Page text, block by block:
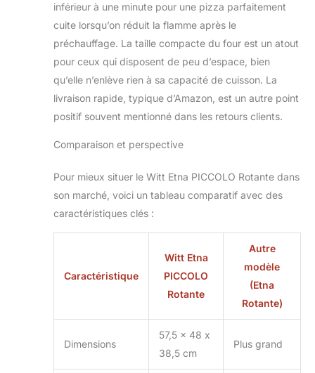
inférieur à une minute pour une pizza parfaitement
cuite lorsqu’on réduit la flamme après le
préchauffage. La taille compacte du four est un atout
pour ceux qui disposent de peu d’espace, bien
qu’elle n’enlève rien à sa capacité de cuisson. La
livraison rapide, typique d’Amazon, est un autre point
positif souvent mentionné dans les retours clients.
Comparaison et perspective
Pour mieux situer le Witt Etna PICCOLO Rotante dans
son marché, voici un tableau comparatif avec des
caractéristiques clés :
Caractéristique
Witt Etna
PICCOLO
Rotante
Autre
modèle
(Etna
Rotante)
Dimensions
57,5 x 48 x
38,5 cm
Plus grand